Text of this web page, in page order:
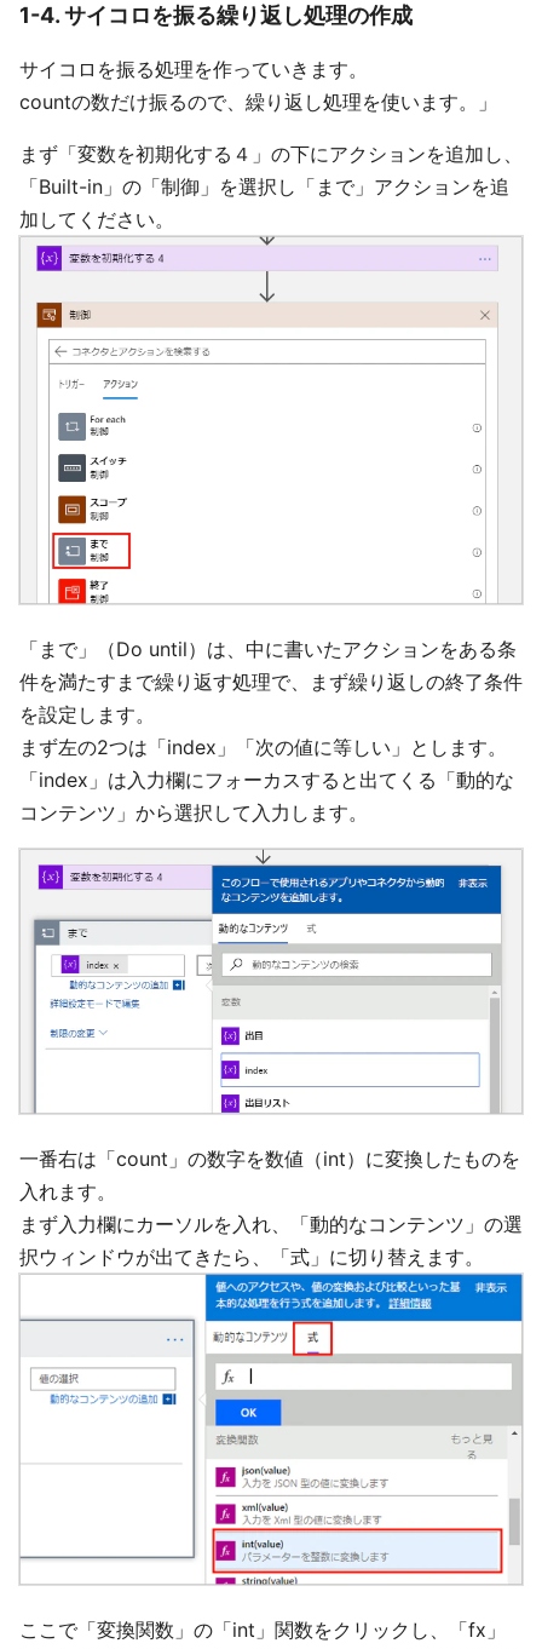
1-4. サイコロを振る繰り返し処理の作成
サイコロを振る処理を作っていきます。
countの数だけ振るので、繰り返し処理を使います。」
まず「変数を初期化する４」の下にアクションを追加し、
「Built-in」の「制御」を選択し「まで」アクションを追
加してください。
「まで」（Do until）は、中に書いたアクションをある条
件を満たすまで繰り返す処理で、まず繰り返しの終了条件
を設定します。
まず左の2つは「index」「次の値に等しい」とします。
「index」は入力欄にフォーカスすると出てくる「動的な
コンテンツ」から選択して入力します。
一番右は「count」の数字を数値（int）に変換したものを
入れます。
まず入力欄にカーソルを入れ、「動的なコンテンツ」の選
択ウィンドウが出てきたら、「式」に切り替えます。
ここで「変換関数」の「int」関数をクリックし、「fx」